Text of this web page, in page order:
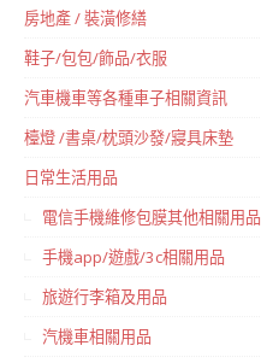
房地產 / 裝潢修繕
鞋子/包包/飾品/衣服
汽車機車等各種車子相關資訊
檯燈 /書桌/枕頭沙發/寢具床墊
日常生活用品
電信手機維修包膜其他相關用品
手機app/遊戲/3c相關用品
旅遊行李箱及用品
汽機車相關用品